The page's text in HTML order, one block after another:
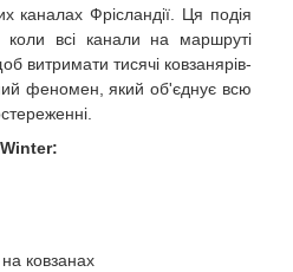
каналах Фрісландії. Ця подія
коли всі канали на маршруті
витримати тисячі ковзанярів-
феномен, який об'єднує всю
ковзанах